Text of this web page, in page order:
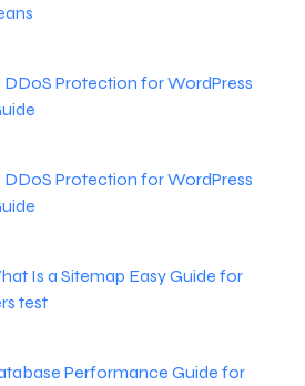
DDoS Protection for WordPress
DDoS Protection for WordPress
Is a Sitemap Easy Guide for
test
Performance Guide for